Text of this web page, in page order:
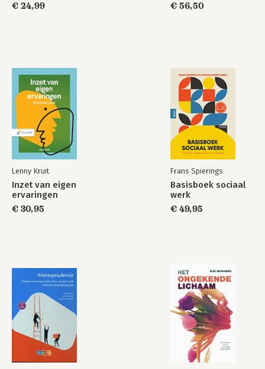
10 Politiek en media 213
€ 24,99 € 56,50
Lenny Kruit
Inzet van eigen
ervaringen
€ 30,95
Frans Spierings
Basisboek sociaal
werk
€ 49,95